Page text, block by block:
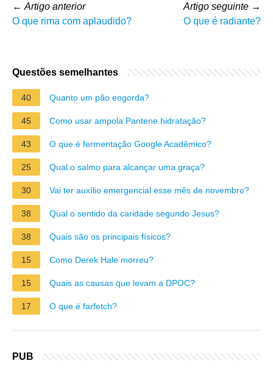
← Artigo anterior
O que rima com aplaudido?
Artigo seguinte →
O que é radiante?
Questões semelhantes
40 Quanto um pão engorda?
45 Como usar ampola Pantene hidratação?
43 O que é fermentação Google Acadêmico?
25 Qual o salmo para alcançar uma graça?
30 Vai ter auxílio emergencial esse mês de novembro?
38 Qual o sentido da caridade segundo Jesus?
38 Quais são os principais físicos?
15 Como Derek Hale morreu?
15 Quais as causas que levam a DPOC?
17 O que é farfetch?
PUB